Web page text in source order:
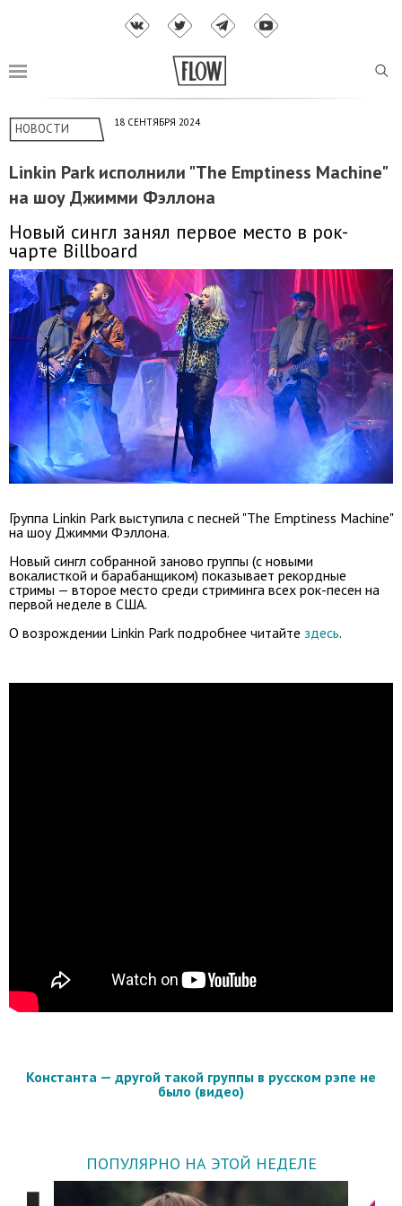
НОВОСТИ 18 СЕНТЯБРЯ 2024
Linkin Park исполнили "The Emptiness Machine"
на шоу Джимми Фэллона
Новый сингл занял первое место в рок-
чарте Billboard
Группа Linkin Park выступила с песней "The Emptiness Machine"
на шоу Джимми Фэллона.
Новый сингл собранной заново группы (с новыми
вокалисткой и барабанщиком) показывает рекордные
стримы — второе место среди стриминга всех рок-песен на
первой неделе в США.
О возрождении Linkin Park подробнее читайте здесь.
Константа — другой такой группы в русском рэпе не
было (видео)
ПОПУЛЯРНО НА ЭТОЙ НЕДЕЛЕ